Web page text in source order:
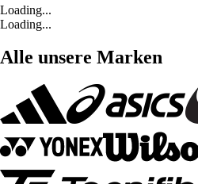
Loading...
Loading...
Alle unsere Marken